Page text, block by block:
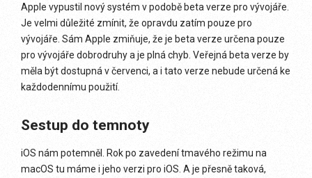
Apple vypustil nový systém v podobě beta verze pro vývojáře.
Je velmi důležité zmínit, že opravdu zatím pouze pro
vývojáře. Sám Apple zmiňuje, že je beta verze určena pouze
pro vývojáře dobrodruhy a je plná chyb. Veřejná beta verze by
měla být dostupná v červenci, a i tato verze nebude určená ke
každodennímu použití.
Sestup do temnoty
iOS nám potemněl. Rok po zavedení tmavého režimu na
macOS tu máme i jeho verzi pro iOS. A je přesně taková,